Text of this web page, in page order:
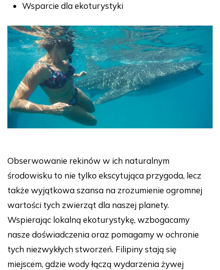
Wsparcie dla ekoturystyki
Obserwowanie rekinów w ich naturalnym
środowisku to nie tylko ekscytująca przygoda, lecz
także wyjątkowa szansa na zrozumienie ogromnej
wartości tych zwierząt dla naszej planety.
Wspierając lokalną ekoturystykę, wzbogacamy
nasze doświadczenia oraz pomagamy w ochronie
tych niezwykłych stworzeń. Filipiny stają się
miejscem, gdzie wody łączą wydarzenia żywej